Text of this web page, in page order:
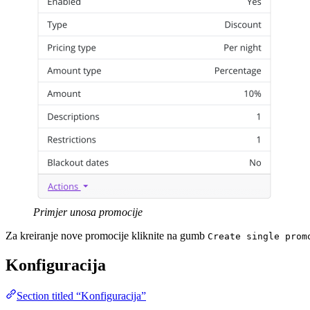
Primjer unosa promocije
Za kreiranje nove promocije kliknite na gumb Create single
Konfiguracija
Section titled “Konfiguracija”